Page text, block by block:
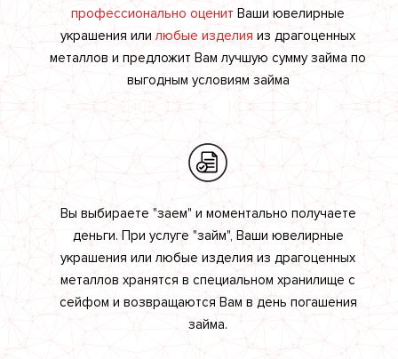
профессионально оценит Ваши ювелирные
украшения или любые изделия из драгоценных
металлов и предложит Вам лучшую сумму займа по
выгодным условиям займа
Вы выбираете "заем" и моментально получаете
деньги. При услуге "займ", Ваши ювелирные
украшения или любые изделия из драгоценных
металлов хранятся в специальном хранилище с
сейфом и возвращаются Вам в день погашения
займа.